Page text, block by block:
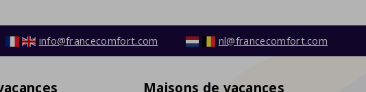
info@francecomfort.com nl@francecomfort.com
Maisons de vacances